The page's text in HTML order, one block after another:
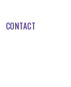
CONTACT